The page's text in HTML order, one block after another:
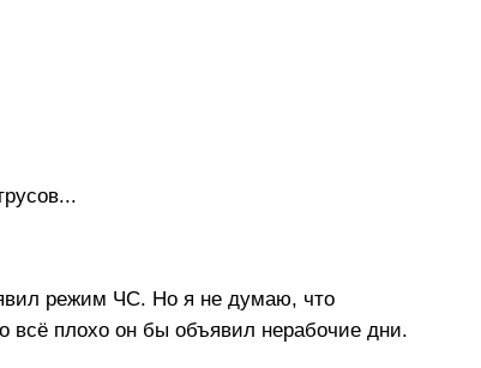
режим ЧС. Но я не думаю, что
всё плохо он бы объявил нерабочие дни.